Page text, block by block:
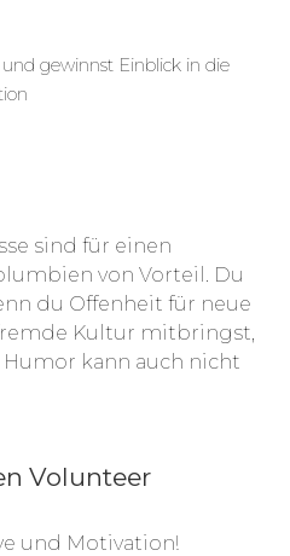
gewinnst Einblick in die
sind für einen
von Vorteil. Du
du Offenheit für neue
Kultur mitbringst,
kann auch nicht
Volunteer
und Motivation!